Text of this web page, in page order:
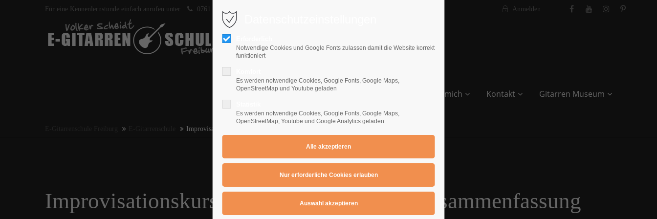
Für eine Kennenlernstunde einfach anrufen unter 0761 400 10 64 Anmelden
Home E-Gitarrenschule Über mich Kontakt Gitarren Museum
Improvisationskurs : Amoll 6 Pentatonik Zusammenfassung
Improvisationskurs : Amoll 6 Pentatonik Zusammenfassung
Notwendige Cookies und Google Fonts zulassen damit die Website korrekt
funktioniert
Es werden notwendige Cookies, Google Fonts, Google Maps,
OpenStreetMap und Youtube geladen
Es werden notwendige Cookies, Google Fonts, Google Maps,
OpenStreetMap, Youtube und Google Analytics geladen